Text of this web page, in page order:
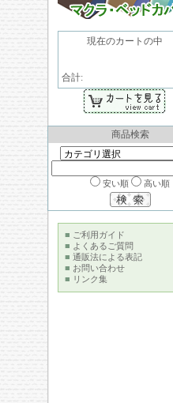
現在のカートの中
合計:
商品検索
安い順 高い順
■ ご利用ガイド
■ よくあるご質問
■ 通販法による表記
■ お問い合わせ
■ リンク集